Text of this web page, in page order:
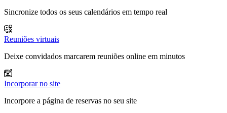
Sincronize todos os seus calendários em tempo real
Reuniões virtuais
Deixe convidados marcarem reuniões online em minutos
Incorporar no site
Incorpore a página de reservas no seu site